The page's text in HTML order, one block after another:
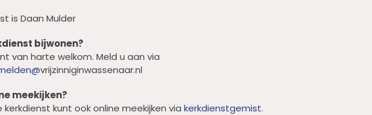
is Daan Mulder
bijwonen?
van harte welkom. Meld u aan via
vrijzinniginwassenaar.nl
meekijken?
kerkdienst kunt ook online meekijken via kerkdienstgemist.